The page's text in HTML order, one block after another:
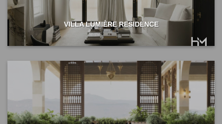
VILLA LUMIÈRE RESIDENCE